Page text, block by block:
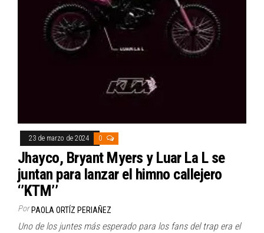
23 de marzo de 2024 0
Jhayco, Bryant Myers y Luar La L se
juntan para lanzar el himno callejero
‘’KTM’’
Por PAOLA ORTÍZ PERIAÑEZ
Uno de los juntes más esperado para los fans del trap era el